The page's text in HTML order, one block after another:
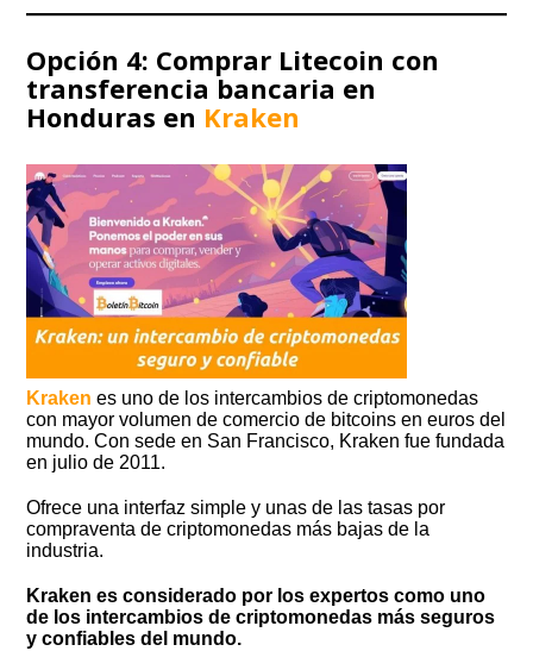
Opción 4: Comprar Litecoin con
transferencia bancaria en
Honduras en Kraken
Kraken es uno de los intercambios de criptomonedas
con mayor volumen de comercio de bitcoins en euros del
mundo. Con sede en San Francisco, Kraken fue fundada
en julio de 2011.
Ofrece una interfaz simple y unas de las tasas por
compraventa de criptomonedas más bajas de la
industria.
Kraken es considerado por los expertos como uno
de los intercambios de criptomonedas más seguros
y confiables del mundo.